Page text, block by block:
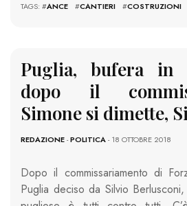
TAGS: #ANCE #CANTIERI #COSTRUZIONI
Puglia, bufera in
dopo il
Simone si dimette,
REDAZIONE-POLITICA- 18 OTTOBRE 2018
Dopo il commissariamento di
Puglia deciso da Silvio